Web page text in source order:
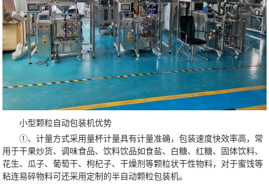
小型颗粒自动包装机优势
①、计量方式采用量杯计量具有计量准确，包装速度快效率高，常
用于干果炒货、调味食品、饮料饮品如食盐、白糖、红糖、固体饮料、
花生、瓜子、葡萄干、枸杞子、干燥剂等颗粒状干性物料，对于蜜饯等
粘连易碎物料可还采用定制的半自动颗粒包装机。